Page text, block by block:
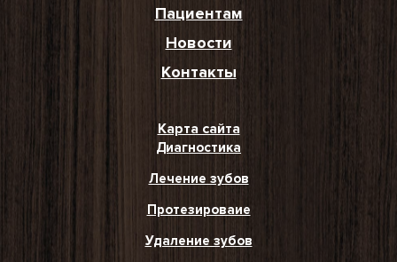
Пациентам
Новости
Контакты
Карта сайта
Диагностика
Лечение зубов
Протезироваие
Удаление зубов